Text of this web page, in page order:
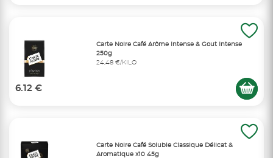
Carte Noire Café Arôme Intense & Gout Intense
250g
24,48 €/KILO
6.12 €
Carte Noire Café Soluble Classique Délicat &
Aromatique x10 45g